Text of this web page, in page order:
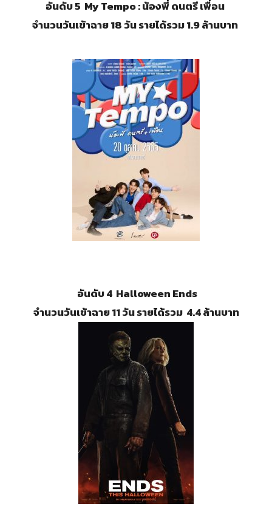
อันดับ 5 My Tempo : น้องพี่ ดนตรี เพื่อน
จำนวนวันเข้าฉาย 18 วัน รายได้รวม 1.9 ล้านบาท
อันดับ 4 Halloween Ends
จำนวนวันเข้าฉาย 11 วัน รายได้รวม 4.4 ล้านบาท